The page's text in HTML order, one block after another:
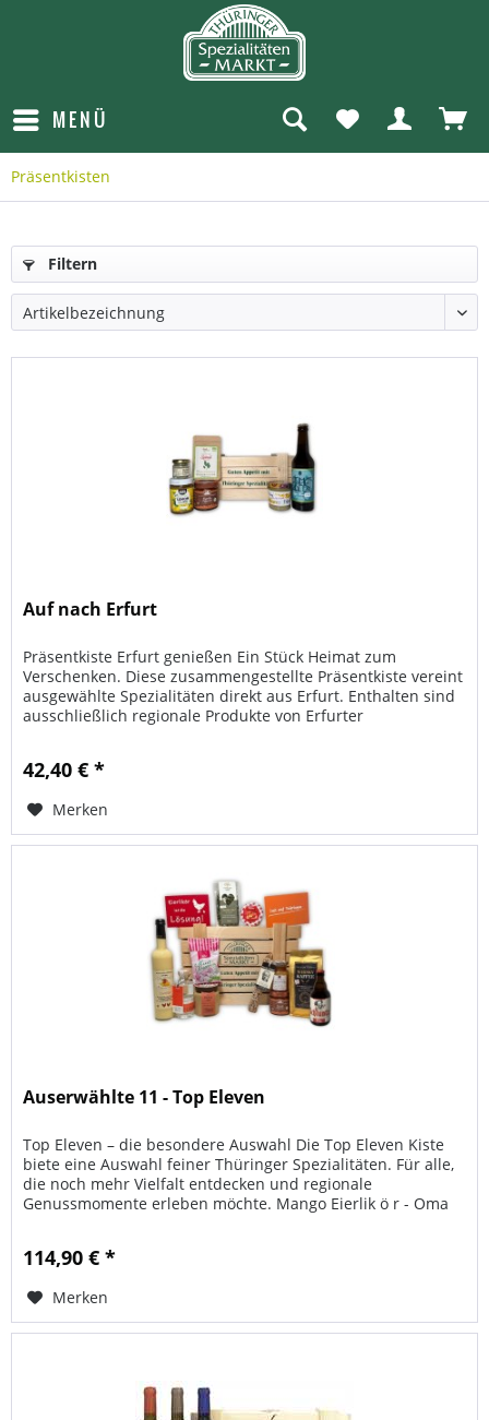
MENÜ
Präsentkisten
Filtern
Auf nach Erfurt
Präsentkiste Erfurt genießen Ein Stück Heimat zum
Verschenken. Diese zusammengestellte Präsentkiste vereint
ausgewählte Spezialitäten direkt aus Erfurt. Enthalten sind
ausschließlich regionale Produkte von Erfurter
42,40 € *
Merken
Auserwählte 11 - Top Eleven
Top Eleven – die besondere Auswahl Die Top Eleven Kiste
biete eine Auswahl feiner Thüringer Spezialitäten. Für alle,
die noch mehr Vielfalt entdecken und regionale
Genussmomente erleben möchte. Mango Eierlik ö r - Oma
114,90 € *
Merken